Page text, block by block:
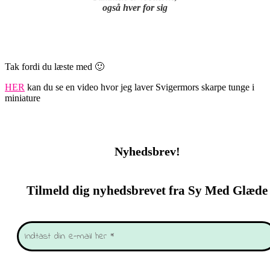
også hver for sig
Tak fordi du læste med 🙂
HER kan du se en video hvor jeg laver Svigermors skarpe tunge i
miniature
Nyhedsbrev!
Tilmeld dig nyhedsbrevet fra Sy Med Glæde